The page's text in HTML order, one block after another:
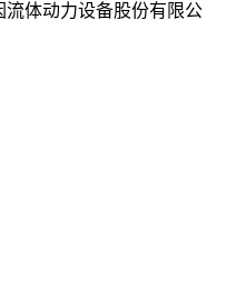
流体动力设备股份有限公